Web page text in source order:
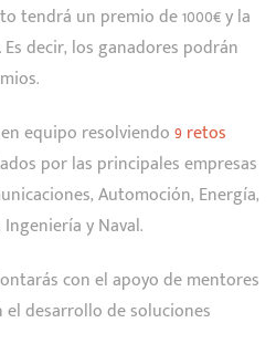
tendrá un premio de 1000€ y la
decir, los ganadores podrán
equipo resolviendo9 retos
por las principales empresas
Automoción, Energía,
y Naval.
con el apoyo de mentores
desarrollo de soluciones